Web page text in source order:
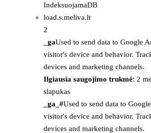
IndeksuojamaDB
load.s.meliva.lt
2
_gaUsed to send data to Google
visitor's device and behavior.
devices and marketing channels.
Ilgiausia saugojimo trukmė: 2
slapukas
_ga_#Used to send data to
visitor's device and behavior.
devices and marketing channels.